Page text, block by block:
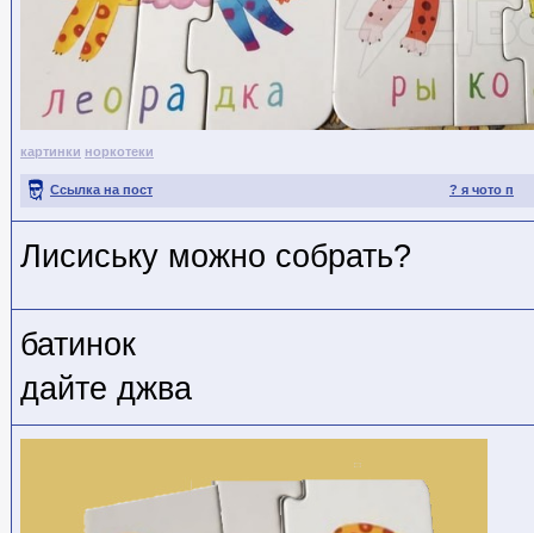
картинки норкотеки
? я чото п
Ссылка на пост
Лисиську можно собрать?
батинок
дайте джва